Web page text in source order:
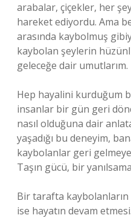
arabalar, çiçekler, her
hareket ediyordu. Ama
arasında kaybolmuş
kaybolan şeylerin
geleceğe dair umutlarım.
Hep hayalini kurduğum
insanlar bir gün geri
nasıl olduğuna dair
yaşadığı bu deneyim,
kaybolanlar geri
Taşın gücü, bir
Bir tarafta
ise hayatın devam